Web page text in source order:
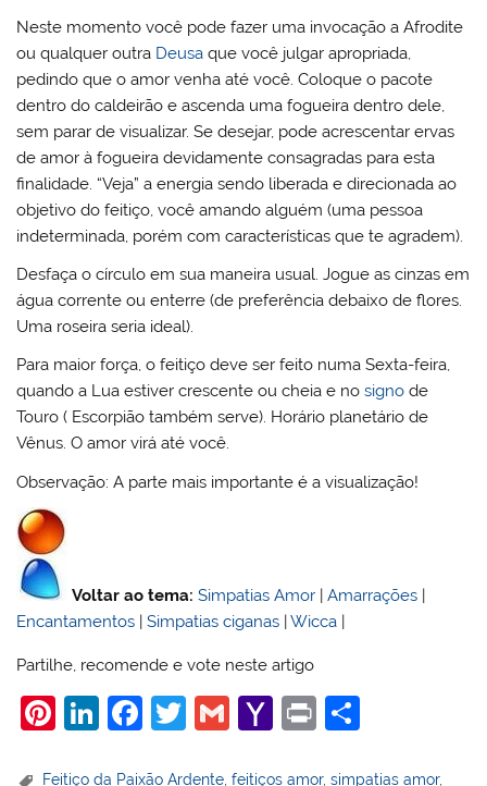
Neste momento você pode fazer uma invocação a Afrodite
ou qualquer outra Deusa que você julgar apropriada,
pedindo que o amor venha até você. Coloque o pacote
dentro do caldeirão e ascenda uma fogueira dentro dele,
sem parar de visualizar. Se desejar, pode acrescentar ervas
de amor à fogueira devidamente consagradas para esta
finalidade. “Veja” a energia sendo liberada e direcionada ao
objetivo do feitiço, você amando alguém (uma pessoa
indeterminada, porém com características que te agradem).
Desfaça o círculo em sua maneira usual. Jogue as cinzas em
água corrente ou enterre (de preferência debaixo de flores.
Uma roseira seria ideal).
Para maior força, o feitiço deve ser feito numa Sexta-feira,
quando a Lua estiver crescente ou cheia e nosigno de
Touro ( Escorpião também serve). Horário planetário de
Vênus. O amor virá até você.
Observação: A parte mais importante é a visualização!
Voltar ao tema: Simpatias Amor |Amarrações |
Encantamentos |Simpatias ciganas |Wicca |
Partilhe, recomende e vote neste artigo
Pi Li F
T
G
Y
Pr
Feitiço da Paixão Ardente ,feitiços amor,simpatias amor,